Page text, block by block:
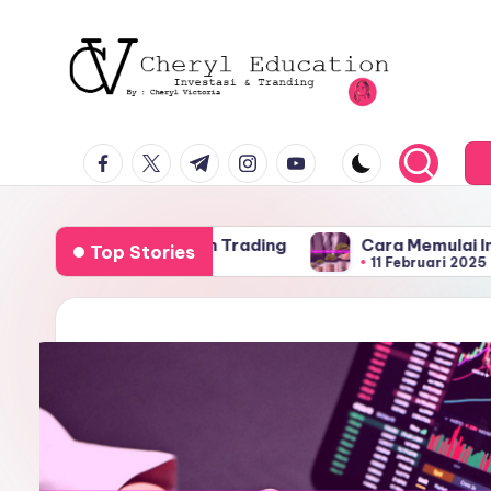
facebook.com
twitter.com
t.me instagram.com
youtube.com
Top Stories
Trading Cara Memulai Investasi
11 Februari 2025